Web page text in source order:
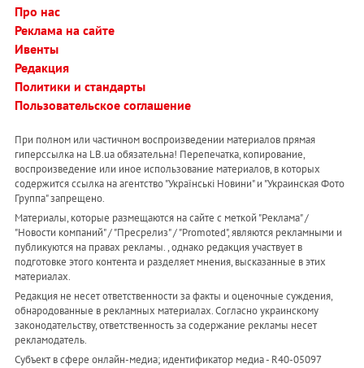
Про нас
Реклама на сайте
Ивенты
Редакция
Политики и стандарты
Пользовательское соглашение
При полном или частичном воспроизведении материалов прямая
гиперссылка на LB.ua обязательна! Перепечатка, копирование,
воспроизведение или иное использование материалов, в которых
содержится ссылка на агентство "Українськi Новини" и "Украинская Фото
Группа" запрещено.
Материалы, которые размещаются на сайте с меткой "Реклама" /
"Новости компаний" / "Пресрелиз" / "Promoted", являются рекламными и
публикуются на правах рекламы. , однако редакция участвует в
подготовке этого контента и разделяет мнения, высказанные в этих
материалах.
Редакция не несет ответственности за факты и оценочные суждения,
обнародованные в рекламных материалах. Согласно украинскому
законодательству, ответственность за содержание рекламы несет
рекламодатель.
Субъект в сфере онлайн-медиа; идентификатор медиа - R40-05097